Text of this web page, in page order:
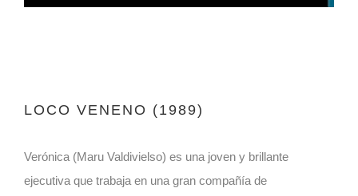
LOCO VENENO (1989)
Verónica (Maru Valdivielso) es una joven y brillante
ejecutiva que trabaja en una gran compañía de